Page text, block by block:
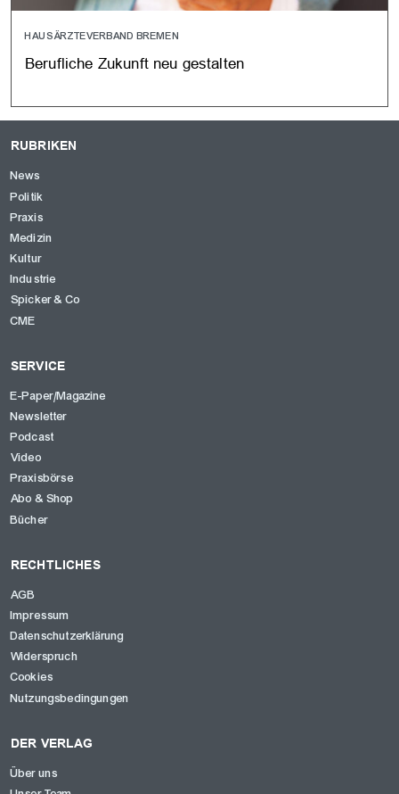
HAUSÄRZTEVERBAND BREMEN
Berufliche Zukunft neu gestalten
RUBRIKEN
News
Politik
Praxis
Medizin
Kultur
Industrie
Spicker & Co
CME
SERVICE
E-Paper/Magazine
Newsletter
Podcast
Video
Praxisbörse
Abo & Shop
Bücher
RECHTLICHES
AGB
Impressum
Datenschutzerklärung
Widerspruch
Cookies
Nutzungsbedingungen
DER VERLAG
Über uns